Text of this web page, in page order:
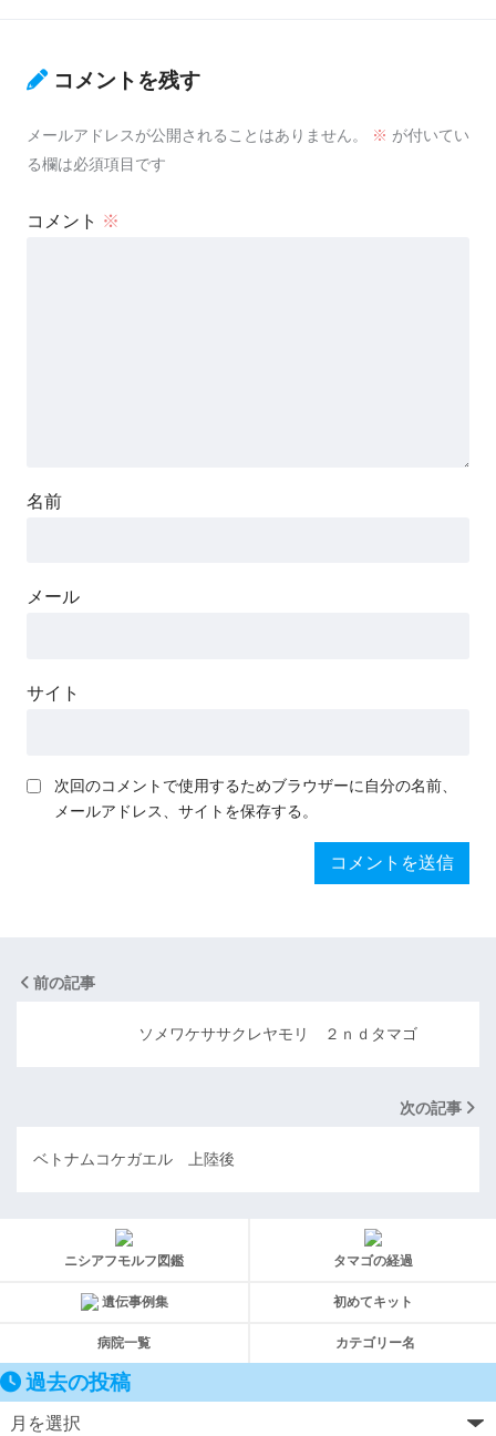
コメントを残す
メールアドレスが公開されることはありません。 ※ が付いてい
る欄は必須項目です
コメント ※
名前
メール
サイト
次回のコメントで使用するためブラウザーに自分の名前、
メールアドレス、サイトを保存する。
前の記事
ソメワケササクレヤモリ ２ｎｄタマゴ
次の記事
ベトナムコケガエル 上陸後
ニシアフモルフ図鑑 タマゴの経過
遺伝事例集 初めてキット
病院一覧 カテゴリー名
過去の投稿